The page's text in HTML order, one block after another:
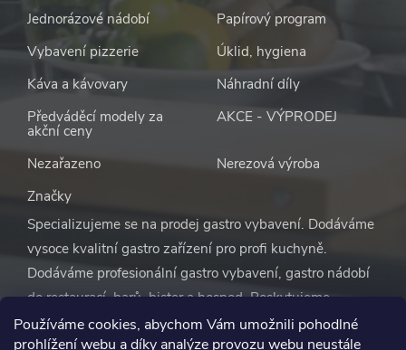
Používáme cookies, abychom Vám umožnili pohodlné
prohlížení webu a díky analýze provozu webu neustále
Jednorázové nádobí
Papírový program
Vybavení pizzerie
Úklid, hygiena
Káva a kávovary
Náhradní díly
Předváděcí modely za
akční ceny
AKCE - VÝPRODEJ
Nezařazeno
Nerezová výroba
Značky
Specializujeme se na prodej gastro vybavení. Dodáváme
vysoce kvalitní gastro zařízení pro profi kuchyně.
Dodáváme profesionální gastro vybavení, gastro nádobí
do restaurací, barů, bister a hospod. Poskytujeme
výhodné ceny na vybavení pro restaurace a ostatní
gastro zařízení včetně jídelen. Provozujeme také